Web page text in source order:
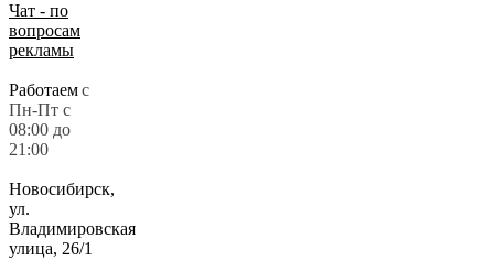
Чат - по
вопросам
рекламы
Работаемс
Пн-Пт с
08:00 до
21:00
Новосибирск,
ул.
Владимировская
улица, 26/1